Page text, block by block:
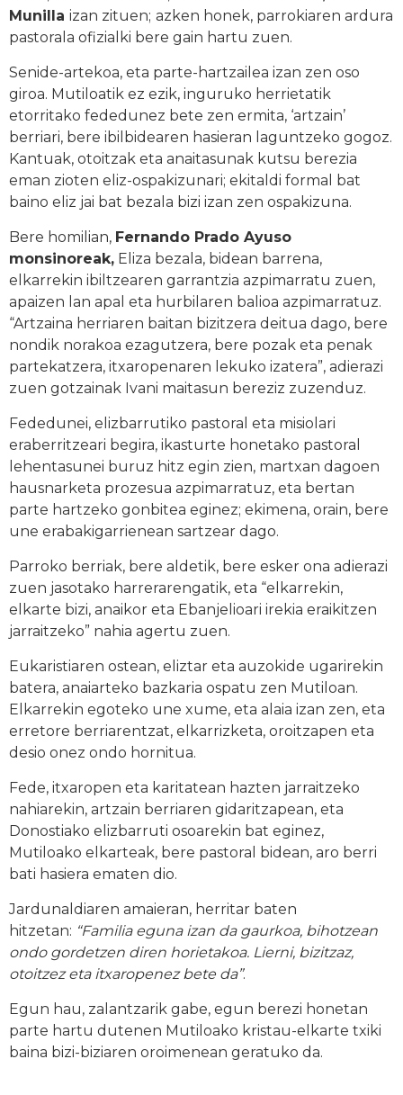
Munilla izan zituen; azken honek, parrokiaren ardura
pastorala ofizialki bere gain hartu zuen.
Senide-artekoa, eta parte-hartzailea izan zen oso
giroa. Mutiloatik ez ezik, inguruko herrietatik
etorritako fededunez bete zen ermita, ‘artzain’
berriari, bere ibilbidearen hasieran laguntzeko gogoz.
Kantuak, otoitzak eta anaitasunak kutsu berezia
eman zioten eliz-ospakizunari; ekitaldi formal bat
baino eliz jai bat bezala bizi izan zen ospakizuna.
Bere homilian, Fernando Prado Ayuso
monsinoreak, Eliza bezala, bidean barrena,
elkarrekin ibiltzearen garrantzia azpimarratu zuen,
apaizen lan apal eta hurbilaren balioa azpimarratuz.
“Artzaina herriaren baitan bizitzera deitua dago, bere
nondik norakoa ezagutzera, bere pozak eta penak
partekatzera, itxaropenaren lekuko izatera”, adierazi
zuen gotzainak Ivani maitasun bereziz zuzenduz.
Fededunei, elizbarrutiko pastoral eta misiolari
eraberritzeari begira, ikasturte honetako pastoral
lehentasunei buruz hitz egin zien, martxan dagoen
hausnarketa prozesua azpimarratuz, eta bertan
parte hartzeko gonbitea eginez; ekimena, orain, bere
une erabakigarrienean sartzear dago.
Parroko berriak, bere aldetik, bere esker ona adierazi
zuen jasotako harrerarengatik, eta “elkarrekin,
elkarte bizi, anaikor eta Ebanjelioari irekia eraikitzen
jarraitzeko” nahia agertu zuen.
Eukaristiaren ostean, eliztar eta auzokide ugarirekin
batera, anaiarteko bazkaria ospatu zen Mutiloan.
Elkarrekin egoteko une xume, eta alaia izan zen, eta
erretore berriarentzat, elkarrizketa, oroitzapen eta
desio onez ondo hornitua.
Fede, itxaropen eta karitatean hazten jarraitzeko
nahiarekin, artzain berriaren gidaritzapean, eta
Donostiako elizbarruti osoarekin bat eginez,
Mutiloako elkarteak, bere pastoral bidean, aro berri
bati hasiera ematen dio.
Jardunaldiaren amaieran, herritar baten
hitzetan: “Familia eguna izan da gaurkoa, bihotzean
ondo gordetzen diren horietakoa. Lierni, bizitzaz,
otoitzez eta itxaropenez bete da”.
Egun hau, zalantzarik gabe, egun berezi honetan
parte hartu dutenen Mutiloako kristau-elkarte txiki
baina bizi-biziaren oroimenean geratuko da.